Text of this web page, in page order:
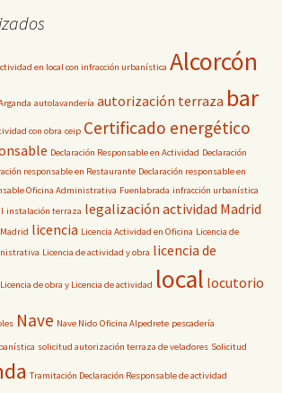
en local con infracción urbanística Alcorcón
autolavandería autorización terraza bar
con obra ceip Certificado energético
Declaración Responsable en Actividad Declaración
responsable en Restaurante Declaración responsable en
Oficina Administrativa Fuenlabrada infracción urbanística
instalación terraza legalización actividad Madrid
licencia Licencia Actividad en Oficina Licencia de
Licencia de actividad y obra licencia de
Licencia de obra y Licencia de actividad local locutorio
Nave Nave Nido Oficina Alpedrete pescadería
solicitud autorización terraza de veladores Solicitud
Tramitación Declaración Responsable de actividad